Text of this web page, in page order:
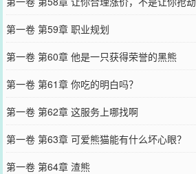
第一卷 第59章 职业规划
第一卷 第60章 他是一只获得荣誉的黑熊
第一卷 第61章 你吃的明白吗？
第一卷 第62章 这服务上哪找啊
第一卷 第63章 可爱熊猫能有什么坏心眼？
第一卷 第64章 渣熊